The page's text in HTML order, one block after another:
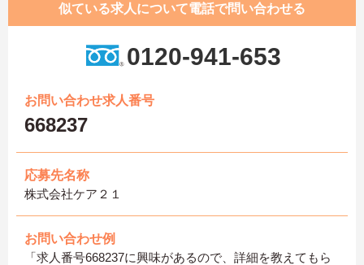
似ている求人について電話で問い合わせる
0120-941-653
お問い合わせ求人番号
668237
応募先名称
株式会社ケア２１
お問い合わせ例
「求人番号668237に興味があるので、詳細を教えてもら